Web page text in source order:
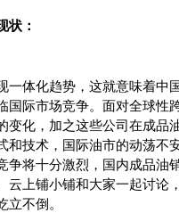
：
体化趋势，这就意味着中
国际市场竞争。面对全球性
变化，加之这些公司在成品
和技术，国际油市的动荡不
争将十分激烈，国内成品油
云上铺小铺和大家一起讨论
立不倒。